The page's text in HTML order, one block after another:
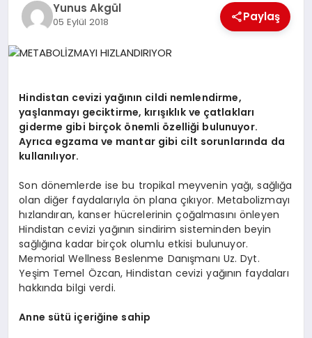
Yunus Akgül
05 Eylül 2018 Paylaş
Hindistan cevizi yağının cildi nemlendirme,
yaşlanmayı geciktirme, kırışıklık ve çatlakları
giderme gibi birçok önemli özelliği bulunuyor.
Ayrıca egzama ve mantar gibi cilt sorunlarında da
kullanılıyor.
Son dönemlerde ise bu tropikal meyvenin yağı, sağlığa
olan diğer faydalarıyla ön plana çıkıyor. Metabolizmayı
hızlandıran, kanser hücrelerinin çoğalmasını önleyen
Hindistan cevizi yağının sindirim sisteminden beyin
sağlığına kadar birçok olumlu etkisi bulunuyor.
Memorial Wellness Beslenme Danışmanı Uz. Dyt.
Yeşim Temel Özcan, Hindistan cevizi yağının faydaları
hakkında bilgi verdi.
Anne sütü içeriğine sahip